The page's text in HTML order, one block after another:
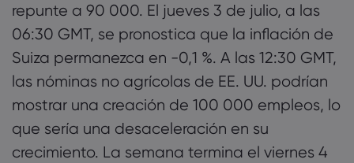
repunte a 90 000. El jueves 3 de julio, a las
06:30 GMT, se pronostica que la inflación de
Suiza permanezca en -0,1 %. A las 12:30 GMT,
las nóminas no agrícolas de EE. UU. podrían
mostrar una creación de 100 000 empleos, lo
que sería una desaceleración en su
crecimiento. La semana termina el viernes 4